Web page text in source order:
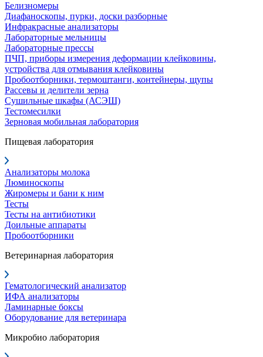
Белизномеры
Диафаноскопы, пурки, доски разборные
Инфракрасные анализаторы
Лабораторные мельницы
Лабораторные прессы
ПЧП, приборы измерения деформации клейковины,
устройства для отмывания клейковины
Пробоотборники, термоштанги, контейнеры, щупы
Рассевы и делители зерна
Сушильные шкафы (АСЭШ)
Тестомесилки
Зерновая мобильная лаборатория
Пищевая лаборатория
Анализаторы молока
Люминоскопы
Жиромеры и бани к ним
Тесты
Тесты на антибиотики
Доильные аппараты
Пробоотборники
Ветеринарная лаборатория
Гематологический анализатор
ИФА анализаторы
Ламинарные боксы
Оборудование для ветеринара
Микробио лаборатория